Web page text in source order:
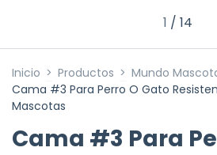
1 / 14
Inicio > Productos > Mundo
Cama #3 Para Perro O Gato
Mascotas
Cama #3 Para